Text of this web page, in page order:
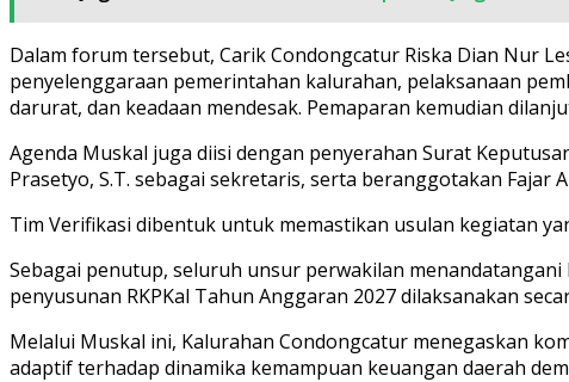
Dalam forum tersebut, Carik Condongcatur Riska Dian Nur
penyelenggaraan pemerintahan kalurahan, pelaksanaan
darurat, dan keadaan mendesak. Pemaparan kemudian
Agenda Muskal juga diisi dengan penyerahan Surat
Prasetyo, S.T. sebagai sekretaris, serta beranggotakan Fajar
Tim Verifikasi dibentuk untuk memastikan usulan kegiatan
Sebagai penutup, seluruh unsur perwakilan
penyusunan RKPKal Tahun Anggaran 2027 dilaksanakan
Melalui Muskal ini, Kalurahan Condongcatur menegaskan
adaptif terhadap dinamika kemampuan keuangan daerah